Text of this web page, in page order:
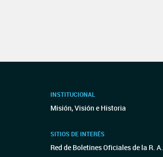
INSTITUCIONAL
Misión, Visión e Historia
SITIOS DE INTERÉS
Red de Boletines Oficiales de la R. A.